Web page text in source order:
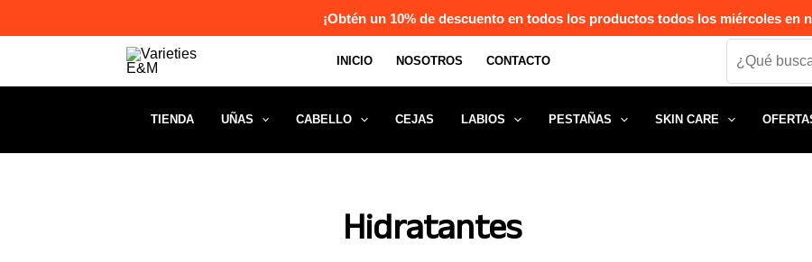
al
¡Obtén un 10% de descuento en todos los productos todos los miércoles en
INICIO NOSOTROS CONTACTO
Search
TIENDA UÑAS CABELLO CEJAS LABIOS PESTAÑAS SKIN CARE
Hidratantes